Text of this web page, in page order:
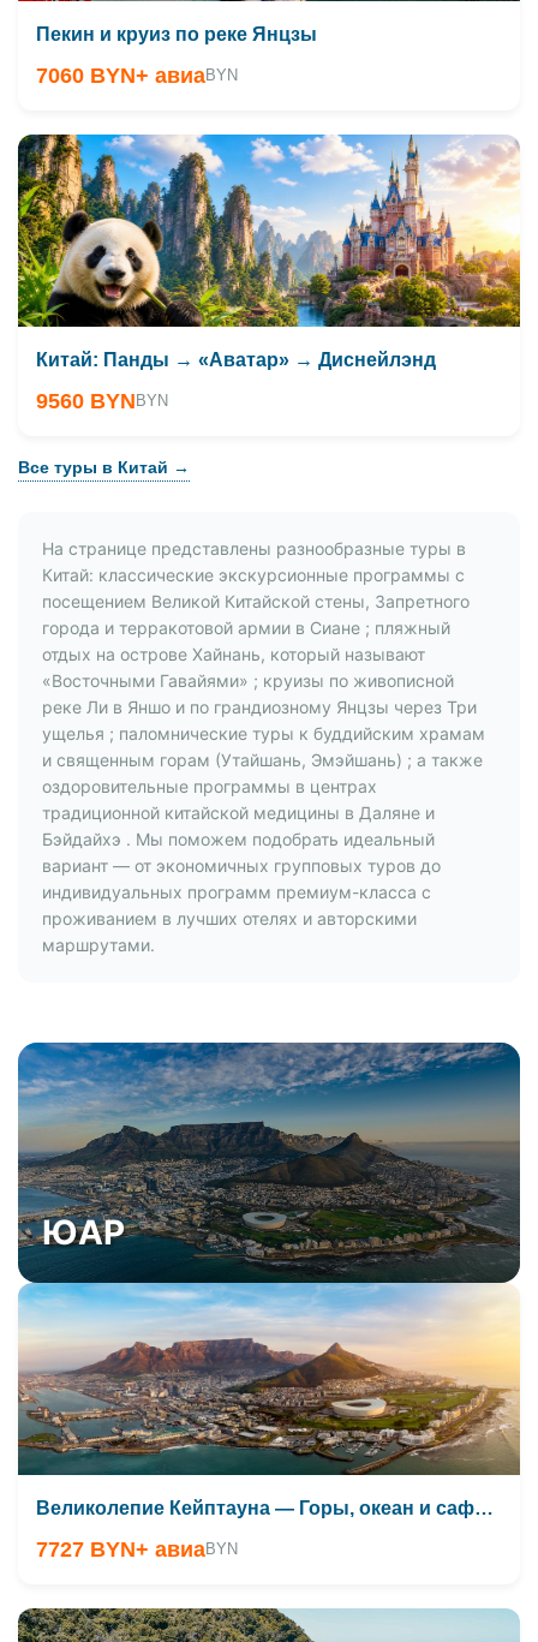
Пекин и круиз по реке Янцзы
7060 BYN+ авиаBYN
Китай: Панды → «Аватар» → Диснейлэнд
9560 BYN BYN
Все туры в Китай →
На странице представлены разнообразные туры в
Китай: классические экскурсионные программы с
посещением Великой Китайской стены, Запретного
города и терракотовой армии в Сиане ; пляжный
отдых на острове Хайнань, который называют
«Восточными Гавайями» ; круизы по живописной
реке Ли в Яншо и по грандиозному Янцзы через Три
ущелья ; паломнические туры к буддийским храмам
и священным горам (Утайшань, Эмэйшань) ; а также
оздоровительные программы в центрах
традиционной китайской медицины в Даляне и
Бэйдайхэ . Мы поможем подобрать идеальный
вариант — от экономичных групповых туров до
индивидуальных программ премиум-класса с
проживанием в лучших отелях и авторскими
маршрутами.
ЮАР
Великолепие Кейптауна — Горы, океан и сафари
7727 BYN+ авиаBYN